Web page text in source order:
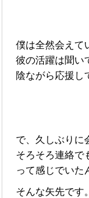
僕は全然会えて
彼の活躍は聞い
陰ながら応援し
で、久しぶりに
そろそろ連絡で
って感じでいた
そんな矢先です。